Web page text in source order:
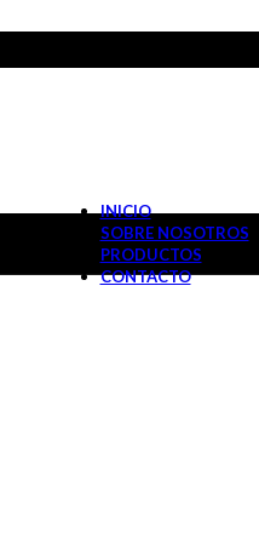
INICIO
SOBRE NOSOTROS
PRODUCTOS
CONTACTO